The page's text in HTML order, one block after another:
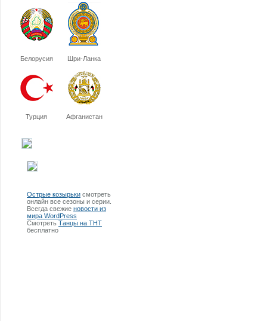
Белорусия Шри-Ланка
Турция Афганистан
Острые козырьки смотреть
онлайн все сезоны и серии.
Всегда свежие новости из
мира WordPress
Смотреть Танцы на ТНТ
бесплатно